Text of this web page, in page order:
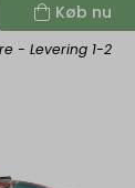
Køb nu
- Levering 1-2